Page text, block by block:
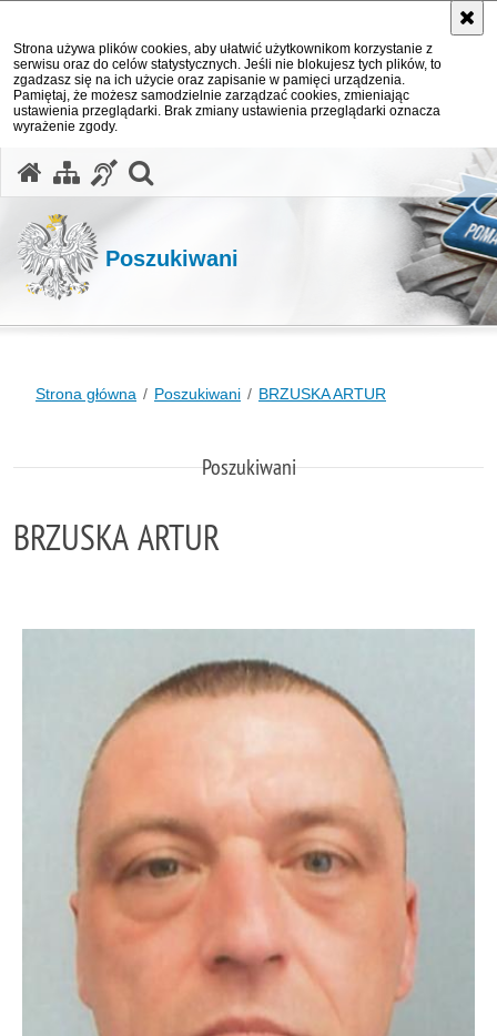
Strona używa plików cookies, aby ułatwić użytkownikom korzystanie z
serwisu oraz do celów statystycznych. Jeśli nie blokujesz tych plików, to
zgadzasz się na ich użycie oraz zapisanie w pamięci urządzenia.
Pamiętaj, że możesz samodzielnie zarządzać cookies, zmieniając
ustawienia przeglądarki. Brak zmiany ustawienia przeglądarki oznacza
wyrażenie zgody.
Poszukiwani
Strona główna Poszukiwani BRZUSKA ARTUR
Poszukiwani
BRZUSKA ARTUR